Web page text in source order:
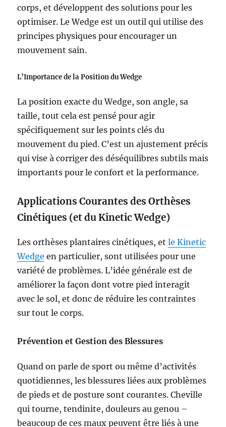
corps, et développent des solutions pour les
optimiser. Le Wedge est un outil qui utilise des
principes physiques pour encourager un
mouvement sain.
L’Importance de la Position du Wedge
La position exacte du Wedge, son angle, sa
taille, tout cela est pensé pour agir
spécifiquement sur les points clés du
mouvement du pied. C’est un ajustement précis
qui vise à corriger des déséquilibres subtils mais
importants pour le confort et la performance.
Applications Courantes des Orthèses
Cinétiques (et du Kinetic Wedge)
Les orthèses plantaires cinétiques, etle Kinetic
Wedge en particulier, sont utilisées pour une
variété de problèmes. L’idée générale est de
améliorer la façon dont votre pied interagit
avec le sol, et donc de réduire les contraintes
sur tout le corps.
Prévention et Gestion des Blessures
Quand on parle de sport ou même d’activités
quotidiennes, les blessures liées aux problèmes
de pieds et de posture sont courantes. Cheville
qui tourne, tendinite, douleurs au genou –
beaucoup de ces maux peuvent être liés à une